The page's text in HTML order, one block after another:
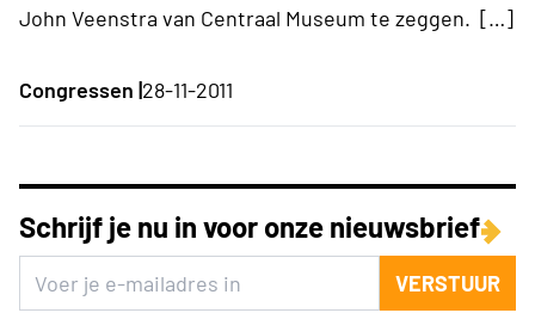
John Veenstra van Centraal Museum te zeggen. […]
Congressen |28-11-2011
Schrijf je nu in voor onze nieuwsbrief
VERSTUUR